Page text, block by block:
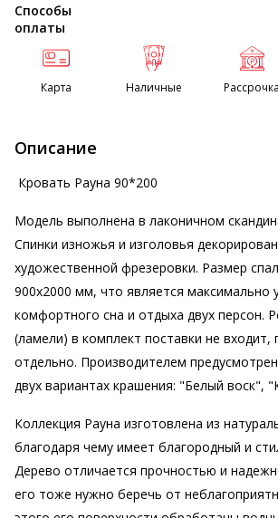
Способы
оплаты
Карта Наличные Рассрочка
Описание
Кровать Рауна 90*200
Модель выполнена в лаконичном
Спинки изножья и изголовья
художественной фрезеровки. Размер
900х2000 мм, что является максимально
комфортного сна и отдыха двух персон.
(ламели) в комплект поставки не входит,
отдельно. Производителем
двух вариантах крашения: "Белый воск",
Коллекция Рауна изготовлена из
благодаря чему имеет благородный и
Дерево отличается прочностью и
его тоже нужно беречь от